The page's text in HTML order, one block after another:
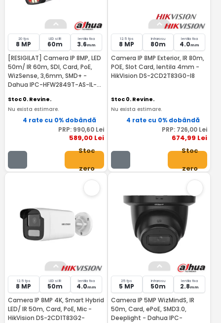
20 fps
8 MP
LED si IR
60m
lentila fixa
3.6mm
[RESIGILAT] Camera IP 8MP, LED
50m/ IR 60m, SDI, Card, PoE,
WizSense, 3,6mm, SMD+ -
Dahua IPC-HFW2849T-AS-IL-
Stoc 0. Revine.
Nu exista estimare.
4 rate cu 0% dobândă
PRP: 990,60Lei
589,00Lei
Stoc
zero
12.5 fps
8 MP
Infrarosu
80m
lentila fixa
4.0mm
Camera IP 8MP Exterior, IR 80m,
POE, Slot Card, lentila 4mm -
HikVision DS-2CD2T83G0-I8
Stoc 0. Revine.
Nu exista estimare.
4 rate cu 0% dobândă
PRP: 726,00 Lei
674,99 Lei
Stoc
zero
12.5 fps
8 MP
LED si IR
50m
lentila fixa
4.0mm
Camera IP 8MP 4K, Smart Hybrid
LED/ IR 50m, Card, PoE, Mic -
HikVision DS-2CD1T83G2-
25 fps
5 MP
Infrarosu
50m
lentila fixa
2.8mm
Camera IP 5MP WizMindS, IR
50m, Card, ePoE, SMD3.0,
Deeplight - Dahua IPC-